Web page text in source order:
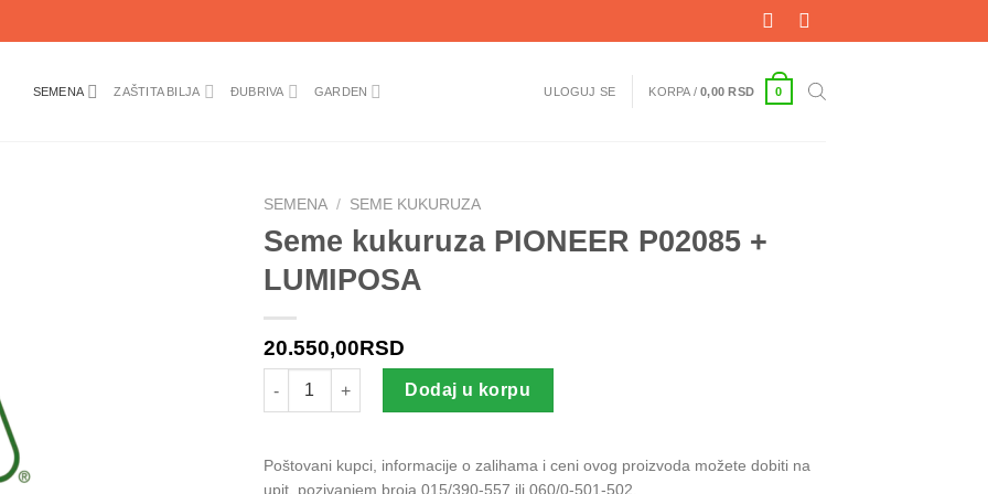
SEMENA ZAŠTITA BILJA ĐUBRIVA GARDEN ULOGUJ SE KORPA /0,00 RSD 0
SEMENA / SEME KUKURUZA
Seme kukuruza PIONEER P02085 +
LUMIPOSA
20.550,00RSD
Seme kukuruza PIONEER P02085 + LUMIPOSA količina
Dodaj u korpu
Poštovani kupci, informacije o zalihama i ceni ovog proizvoda možete dobiti na
upit, pozivanjem broja 015/390-557 ili 060/0-501-502.